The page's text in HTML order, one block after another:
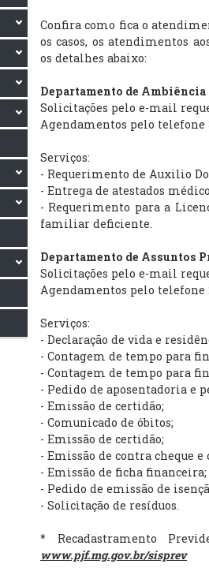
Confira como fica o
os casos, os atendimentos
os detalhes abaixo:
Departamento de
Solicitações pelo e-mail
Agendamentos pelo telefone
Serviços:
- Requerimento de Auxilio
- Entrega de atestados
- Requerimento para a
familiar deficiente.
Departamento de Assuntos
Solicitações pelo e-mail
Agendamentos pelo telefone
Serviços:
- Declaração de vida e
- Contagem de tempo para
- Contagem de tempo para
- Pedido de aposentadoria e
- Emissão de certidão;
- Comunicado de óbitos;
- Emissão de certidão;
- Emissão de contra cheque
- Emissão de ficha financeira;
- Pedido de emissão de
- Solicitação de resíduos.
* Recadastramento
www.pjf.mg.gov.br/sisprev